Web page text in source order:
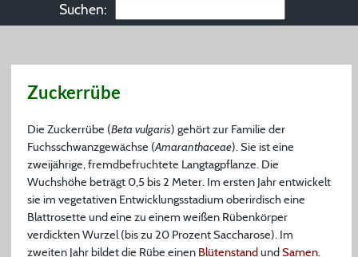
Suchen:
Zuckerrübe
Die Zuckerrübe (Beta vulgaris) gehört zur Familie der
Fuchsschwanzgewächse (Amaranthaceae). Sie ist eine
zweijährige, fremdbefruchtete Langtagpflanze. Die
Wuchshöhe beträgt 0,5 bis 2 Meter. Im ersten Jahr entwickelt
sie im vegetativen Entwicklungsstadium oberirdisch eine
Blattrosette und eine zu einem weißen Rübenkörper
verdickten Wurzel (bis zu 20 Prozent Saccharose). Im
zweiten Jahr bildet die Rübe einen BlütenstandundSamen.